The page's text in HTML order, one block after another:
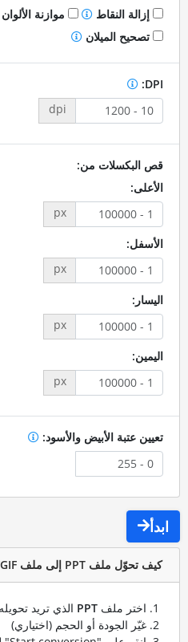
إزالة النقاط
موازنة الألوان
تصحيح الميلان
DPI:
dpi
قص البكسلات من:
الأعلى:
px
الأسفل:
px
اليسار:
px
اليمين:
px
تعيين عتبة الأبيض والأسود:
ابدأ
كيف تحوّل ملف PPT إلى ملف GIF؟
اختر ملف PPTالذي تريد تحويله
غيّر الجودة أو الحجم (اختياري)